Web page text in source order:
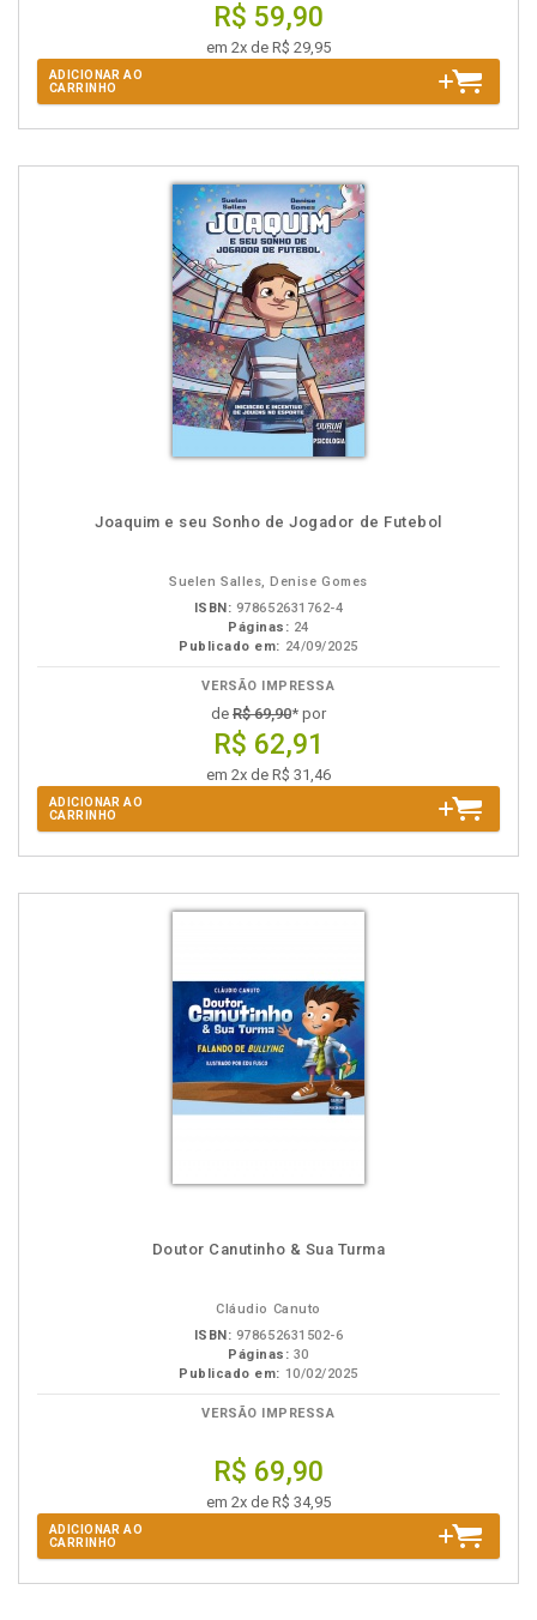
R$ 59,90
em 2x de R$ 29,95
ADICIONAR AO
CARRINHO
Joaquim e seu Sonho de Jogador de Futebol
Suelen Salles, Denise Gomes
ISBN: 978652631762-4
Páginas: 24
Publicado em: 24/09/2025
VERSÃO IMPRESSA
de R$ 69,90* por
R$ 62,91
em 2x de R$ 31,46
ADICIONAR AO
CARRINHO
Doutor Canutinho & Sua Turma
Cláudio Canuto
ISBN: 978652631502-6
Páginas: 30
Publicado em: 10/02/2025
VERSÃO IMPRESSA
R$ 69,90
em 2x de R$ 34,95
ADICIONAR AO
CARRINHO